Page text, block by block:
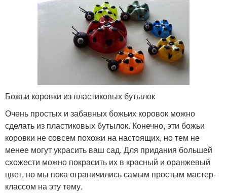
Божьи коровки из пластиковых бутылок
Очень простых и забавных божьих коровок можно
сделать из пластиковых бутылок. Конечно, эти божьи
коровки не совсем похожи на настоящих, но тем не
менее могут украсить ваш сад. Для придания большей
схожести можно покрасить их в красный и оранжевый
цвет, но мы пока ограничились самым простым мастер-
классом на эту тему.